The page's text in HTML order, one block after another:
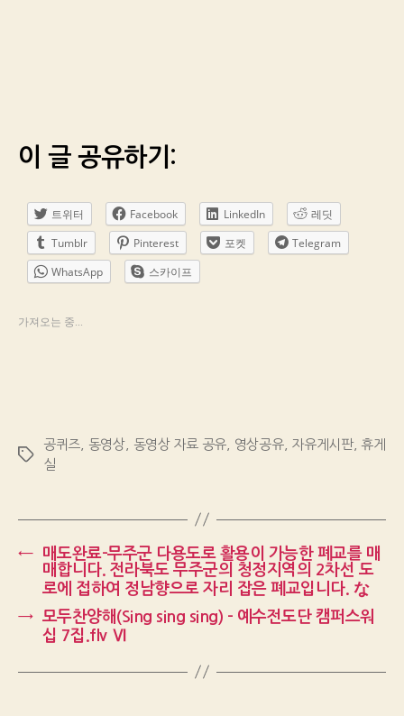
이 글 공유하기:
트위터 Facebook LinkedIn
레딧
Tumblr
Pinterest 포켓
Telegram
WhatsApp
스카이프
가져오는 중...
Tags
공퀴즈 동영상 동영상 자료 공유 영상공유, 자유게시판, 휴게
실
←
매도완료-무주군 다용도로 활용이 가능한 폐교를 매
매합니다. 전라북도 무주군의 청정지역의 2차선 도
로에 접하여 정남향으로 자리 잡은 폐교입니다. な
→ 모두찬양해(Sing sing sing) – 예수전도단 캠퍼스워
십 7집.flv Ⅵ